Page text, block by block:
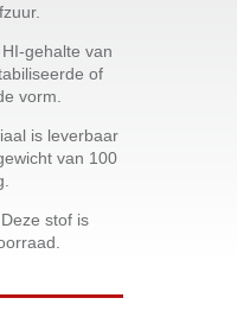
HI-gehalte van
of
vorm.
is leverbaar
van 100
Deze stof is